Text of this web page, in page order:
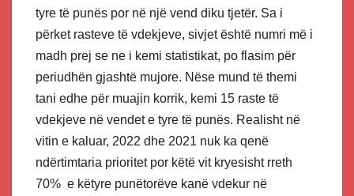
tyre të punës por në një vend diku tjetër. Sa i
përket rasteve të vdekjeve, sivjet është numri më i
madh prej se ne i kemi statistikat, po flasim për
periudhën gjashtë mujore. Nëse mund të themi
tani edhe për muajin korrik, kemi 15 raste të
vdekjeve në vendet e tyre të punës. Realisht në
vitin e kaluar, 2022 dhe 2021 nuk ka qenë
ndërtimtaria prioritet por këtë vit kryesisht rreth
70% e këtyre punëtorëve kanë vdekur në